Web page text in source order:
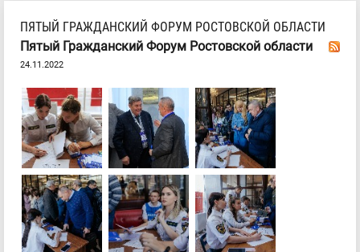
ПЯТЫЙ ГРАЖДАНСКИЙ ФОРУМ РОСТОВСКОЙ ОБЛАСТИ
Пятый Гражданский Форум Ростовской области
24.11.2022